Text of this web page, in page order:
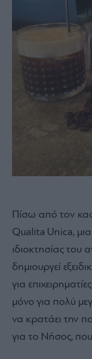
Πίσω από τον
Qualita Unica,
ιδιοκτησίας
δημιουργεί
για
μόνο για πολύ
να κρατάει την
για το Nήσος,